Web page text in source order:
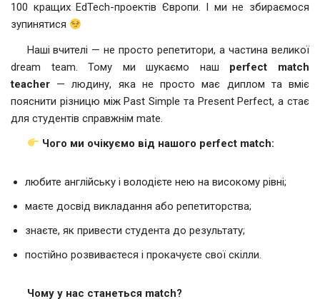
100 кращих EdTech-проектів Європи. І ми не збираємося
зупинятися
Наші вчителі — не просто репетитори, а частина великої
dream team. Тому ми шукаємо наш perfect match
teacher — людину, яка не просто має диплом та вміє
пояснити різницю між Past Simple та Present Perfect, а стає
для студентів справжнім mate.
Чого ми очікуємо від нашого perfect match:
любите англійську і володієте нею на високому рівні;
маєте досвід викладання або репетиторства;
знаєте, як привести студента до результату;
постійно розвиваєтеся і прокачуєте свої скілли.
Чому у нас станеться match?